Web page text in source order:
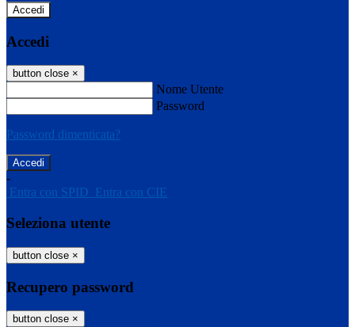
Accedi
Accedi
button close ×
Nome Utente
Password
Password dimenticata?
-
Entra con SPID Entra con CIE
Seleziona utente
button close ×
Recupero password
button close ×